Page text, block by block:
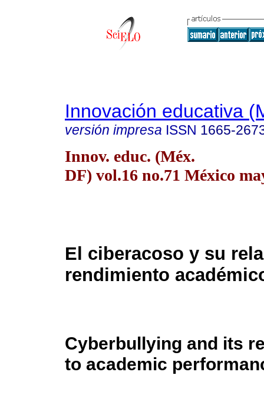
Innovación educativa
versión impresa ISSN 1665-
Innov. educ. (Méx.
DF) vol.16 no.71 México
El ciberacoso y su
rendimiento
Cyberbullying and its
to academic